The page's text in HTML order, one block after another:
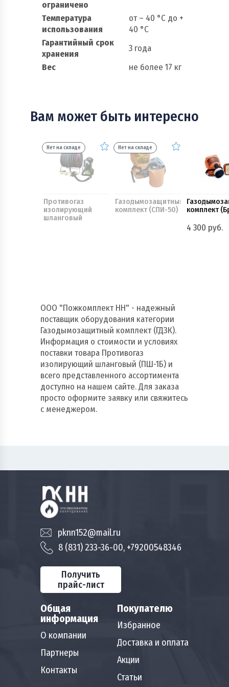
ограничено
Температура
использования
от – 40 °С до +
40 °С
Гарантийный срок
хранения
3 года
Вес
не более 17 кг
Вам может быть интересно
Нет на складе
Противогаз
изолирующий
шланговый
Нет на складе
Газодымозащитный
комплект (СПИ-50)
комплект
4 300 руб.
ООО "Пожкомплект НН" - надежный
поставщик оборудования категории
Газодымозащитный комплект (ГДЗК).
Информация о стоимости и условиях
поставки товара Противогаз
изолирующий шланговый (ПШ-1Б) и
всего представленного ассортимента
доступно на нашем сайте. Для заказа
просто оформите заявку или свяжитесь
с менеджером.
Общая
информация
О компании
Партнеры
Контакты
Покупателю
Избранное
Доставка и оплата
Акции
Статьи
pknn152@mail.ru
8 (831) 233-36-00, +79200548346
Получить
прайс-лист